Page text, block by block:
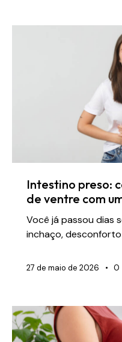
Intestino preso:
de ventre com
Você já passou dias
inchaço,
27 de maio de 2026 0